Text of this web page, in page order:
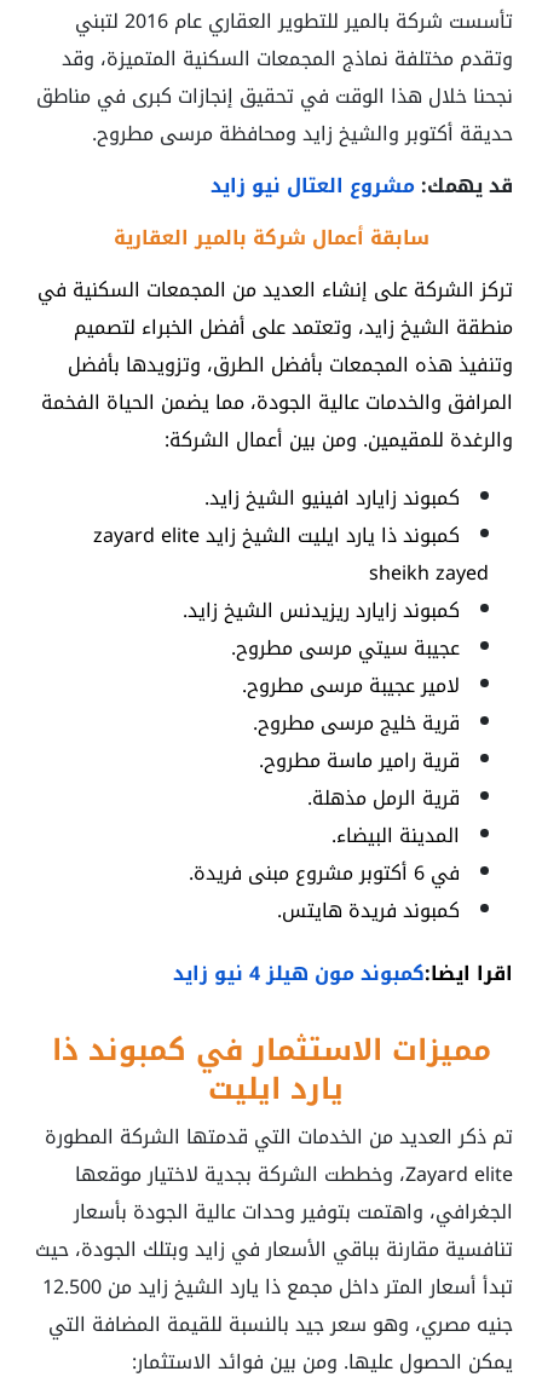
تأسست شركة بالمير للتطوير العقاري عام 2016 لتبني
وتقدم مختلفة نماذج المجمعات السكنية المتميزة، وقد
نجحنا خلال هذا الوقت في تحقيق إنجازات كبرى في مناطق
حديقة أكتوبر والشيخ زايد ومحافظة مرسى مطروح.
قد يهمك:مشروع العتال نيو زايد
سابقة أعمال شركة بالمير العقارية
تركز الشركة على إنشاء العديد من المجمعات السكنية في
منطقة الشيخ زايد، وتعتمد على أفضل الخبراء لتصميم
وتنفيذ هذه المجمعات بأفضل الطرق، وتزويدها بأفضل
المرافق والخدمات عالية الجودة، مما يضمن الحياة الفخمة
والرغدة للمقيمين. ومن بين أعمال الشركة:
كمبوند زايارد افينيو الشيخ زايد.
كمبوند ذا يارد ايليت الشيخ زايد zayard elite
sheikh zayed
كمبوند زايارد ريزيدنس الشيخ زايد.
عجيبة سيتي مرسى مطروح.
لامير عجيبة مرسى مطروح.
قرية خليج مرسى مطروح.
قرية رامير ماسة مطروح.
قرية الرمل مذهلة.
المدينة البيضاء.
في 6 أكتوبر مشروع مبنى فريدة.
كمبوند فريدة هايتس.
اقرا ايضا:كمبوند مون هيلز 4 نيو زايد
مميزات الاستثمار في كمبوند ذا
يارد ايليت
تم ذكر العديد من الخدمات التي قدمتها الشركة المطورة
Zayard elite، وخططت الشركة بجدية لاختيار موقعها
الجغرافي، واهتمت بتوفير وحدات عالية الجودة بأسعار
تنافسية مقارنة بباقي الأسعار في زايد وبتلك الجودة، حيث
تبدأ أسعار المتر داخل مجمع ذا يارد الشيخ زايد من 12.500
جنيه مصري، وهو سعر جيد بالنسبة للقيمة المضافة التي
يمكن الحصول عليها. ومن بين فوائد الاستثمار: